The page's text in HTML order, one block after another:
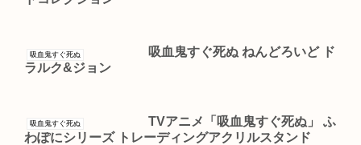
吸血鬼すぐ死ぬ
吸血鬼すぐ死ぬ ねんどろいど ド
ラルク&ジョン
吸血鬼すぐ死ぬ
TVアニメ「吸血鬼すぐ死ぬ」 ふ
わぽにシリーズ トレーディングアクリルスタンド